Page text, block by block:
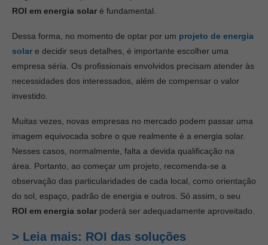
ROI em energia solar é fundamental.
Dessa forma, no momento de optar por um projeto de energia
solar e decidir seus detalhes, é importante escolher uma
empresa séria. Os profissionais envolvidos precisam atender às
necessidades dos interessados, além de compensar o valor
investido.
Muitas vezes, novas empresas no mercado podem passar uma
imagem equivocada sobre o que realmente é a energia solar.
Nesses casos, normalmente, falta a devida qualificação na
área. Portanto, ao começar um projeto, recomenda-se a
observação das particularidades de cada local, como orientação
do sol, espaço, padrão de energia e outros. Só assim, o seu
ROI em energia solar poderá ser adequadamente aproveitado.
> Leia mais: ROI das soluções